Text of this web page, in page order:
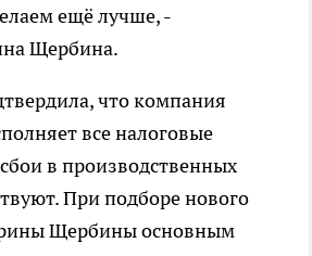
ещё лучше, -
Щербина.
что компания
все налоговые
в производственных
При подборе нового
Щербины основным